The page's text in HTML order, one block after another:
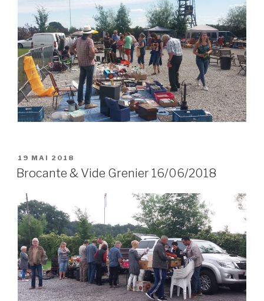
POSTED
ON
19 MAI 2018
Brocante & Vide Grenier 16/06/2018